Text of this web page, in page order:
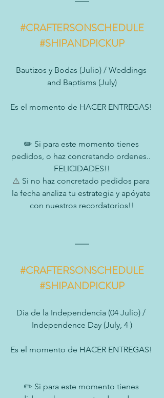
#CRAFTERSONSCHEDULE
#SHIPANDPICKUP
Bautizos y Bodas (Julio) / Weddings
and Baptisms (July)
Es el momento de HACER ENTREGAS!
✏️ Si para este momento tienes
pedidos, o haz concretando ordenes..
FELICIDADES!!
⚠️ Si no haz concretado pedidos para
la fecha analiza tu estrategia y apóyate
con nuestros recordatorios!!
#CRAFTERSONSCHEDULE
#SHIPANDPICKUP
Día de la Independencia (04 Julio) /
Independence Day (July, 4 )
Es el momento de HACER ENTREGAS!
✏️ Si para este momento tienes